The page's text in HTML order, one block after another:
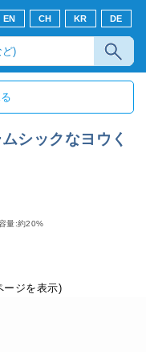
EN CH KR DE
シックなヨウく
量:約20%
ージを表示)